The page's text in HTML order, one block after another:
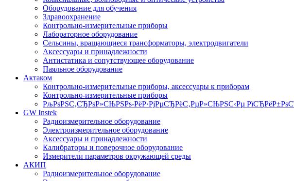
Оборудование для обучения
Здравоохранение
Контрольно-измерительные приборы
Лабораторное оборудование
Сельсины, вращающиеся трансформаторы, электродвигатели
Аксессуары и принадлежности
Антистатика и сопутствующее оборудование
Паяльное оборудование
Актаком
Контрольно-измерительные приборы, аксессуары к приборам
Контрольно-измерительные приборы
РљРѕРЅС‚СЂРѕР»СЊРЅРѕ-РёР·РјРµСЂРёС‚РµР»СЊРЅС‹Рµ
GW Instek
Радиоизмерительное оборудование
Электроизмерительное оборудование
Аксессуары и принадлежности
Калибраторы и поверочное оборудование
Измерители параметров окружающей среды
АКИП
Радиоизмерительное оборудование